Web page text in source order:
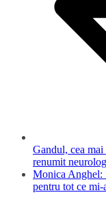
Gandul, cea
renumit
Monica Anghel:
pentru tot ce